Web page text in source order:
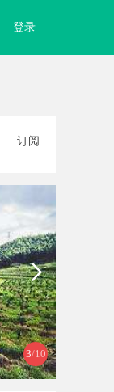
登录
订阅
3/10